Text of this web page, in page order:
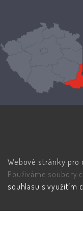
Webové stránky pro
Používáme soubory
souhlasu s využitím